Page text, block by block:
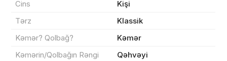
Cins
Kişi
Tərz
Klassik
Kəmər? Qolbağ?
Kəmər
Kəmərin/Qolbağın Rəngi
Qəhvəyi
Sifarişin detalları